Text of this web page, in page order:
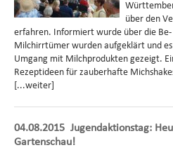
über den
erfahren. Informiert wurde über die
Milchirrtümer wurden aufgeklärt und
Umgang mit Milchprodukten gezeigt.
Rezeptideen für zauberhafte
[...weiter]
04.08.2015 Jugendaktionstag:
Gartenschau!